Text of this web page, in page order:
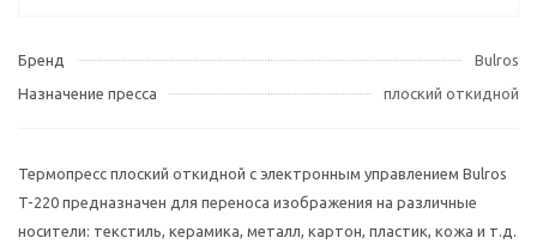
Бренд
Bulros
Назначение пресса
плоский откидной
Термопресс плоский откидной с электронным управлением Bulros
T-220 предназначен для переноса изображения на различные
носители: текстиль, керамика, металл, картон, пластик, кожа и т.д.